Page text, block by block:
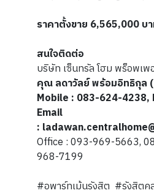
ราคาตั้งขาย 6,565,000 บ
สนใจติดต่อ
บริษัท เซ็นทรัล โฮม พร็อพเพ
คุณ ลดาวัลย์ พร้อมอิทธิกุล
Mobile : 083-624-4238,
Email
:
Office : 093-969-5663,
968-7199
#อพาร์ทเม้นรังสิต #รังสิต